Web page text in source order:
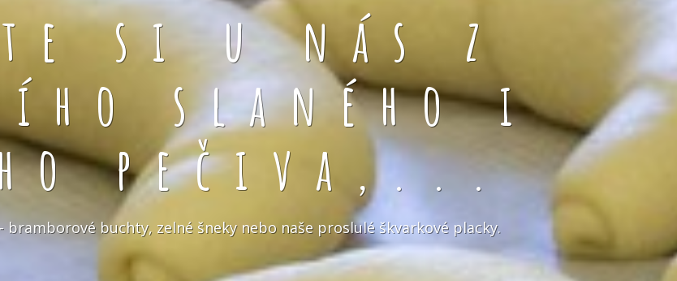
si u nás z
slaného i
pečiva,...
buchty, zelné šneky nebo naše proslulé škvarkové placky.